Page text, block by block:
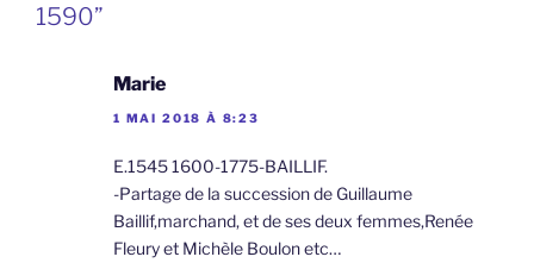
1590”
Marie
1 MAI 2018 À 8:23
E.1545 1600-1775-BAILLIF.
-Partage de la succession de Guillaume
Baillif,marchand, et de ses deux femmes,Renée
Fleury et Michèle Boulon etc…